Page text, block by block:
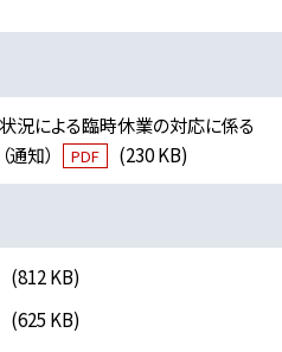
況による臨時休業の対応に係る
知）
PDF (230 KB)
(812 KB)
(625 KB)